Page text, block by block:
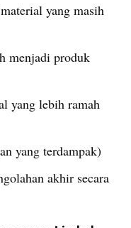
yang masih
menjadi produk
yang lebih ramah
yang terdampak)
akhir secara